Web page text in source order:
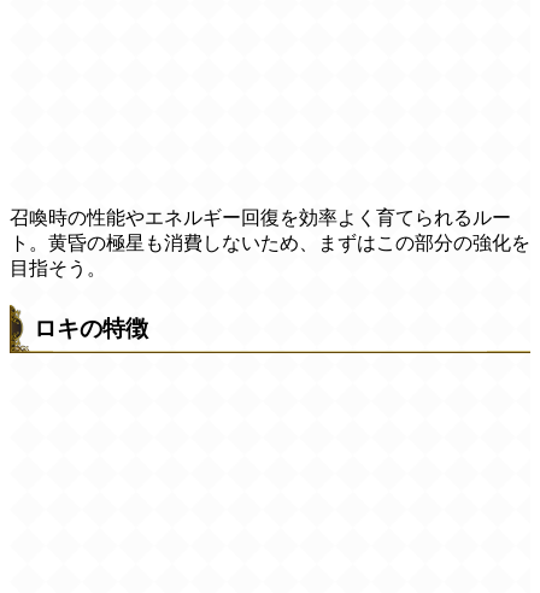
召喚時の性能やエネルギー回復を効率よく育てられるルー
ト。黄昏の極星も消費しないため、まずはこの部分の強化を
目指そう。
ロキの特徴